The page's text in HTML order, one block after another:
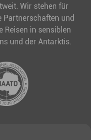
Wir stehen für
Partnerschaften und
in sensiblen
und der Antarktis.